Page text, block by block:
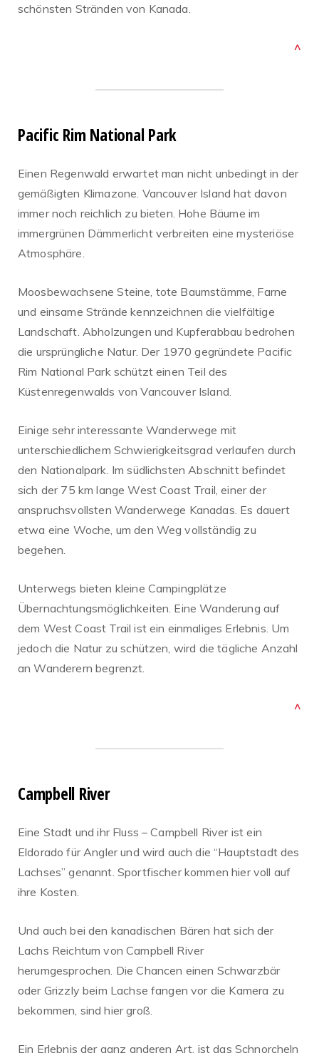
schönsten Stränden von Kanada.
^
Pacific Rim National Park
Einen Regenwald erwartet man nicht unbedingt in der
gemäßigten Klimazone. Vancouver Island hat davon
immer noch reichlich zu bieten. Hohe Bäume im
immergrünen Dämmerlicht verbreiten eine mysteriöse
Atmosphäre.
Moosbewachsene Steine, tote Baumstämme, Farne
und einsame Strände kennzeichnen die vielfältige
Landschaft. Abholzungen und Kupferabbau bedrohen
die ursprüngliche Natur. Der 1970 gegründete Pacific
Rim National Park schützt einen Teil des
Küstenregenwalds von Vancouver Island.
Einige sehr interessante Wanderwege mit
unterschiedlichem Schwierigkeitsgrad verlaufen durch
den Nationalpark. Im südlichsten Abschnitt befindet
sich der 75 km lange West Coast Trail, einer der
anspruchsvollsten Wanderwege Kanadas. Es dauert
etwa eine Woche, um den Weg vollständig zu
begehen.
Unterwegs bieten kleine Campingplätze
Übernachtungsmöglichkeiten. Eine Wanderung auf
dem West Coast Trail ist ein einmaliges Erlebnis. Um
jedoch die Natur zu schützen, wird die tägliche Anzahl
an Wanderern begrenzt.
^
Campbell River
Eine Stadt und ihr Fluss – Campbell River ist ein
Eldorado für Angler und wird auch die “Hauptstadt des
Lachses” genannt. Sportfischer kommen hier voll auf
ihre Kosten.
Und auch bei den kanadischen Bären hat sich der
Lachs Reichtum von Campbell River
herumgesprochen. Die Chancen einen Schwarzbär
oder Grizzly beim Lachse fangen vor die Kamera zu
bekommen, sind hier groß.
Ein Erlebnis der ganz anderen Art, ist das Schnorcheln